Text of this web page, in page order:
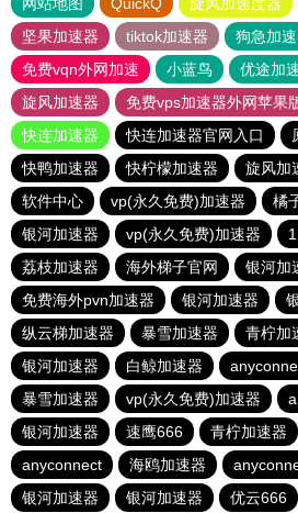
网站地图 QuickQ 旋风加速度器
坚果加速器
tiktok加速器
狗急加
免费vqn外网加速
小蓝鸟 优途加
旋风加速器
免费vps加速器外网苹果
快连加速器
快连加速器官网入口
快鸭加速器
快柠檬加速器 旋风加
软件中心
vp(永久免费)加速器 橘
银河加速器
vp(永久免费)加速器
荔枝加速器
海外梯子官网 银河加
免费海外pvn加速器
银河加速器
纵云梯加速器
暴雪加速器 青柠加
银河加速器
白鲸加速器
暴雪加速器
vp(永久免费)加速器
银河加速器
速鹰666 青柠加速器
anyconnect
海鸥加速器
银河加速器
银河加速器 优云666